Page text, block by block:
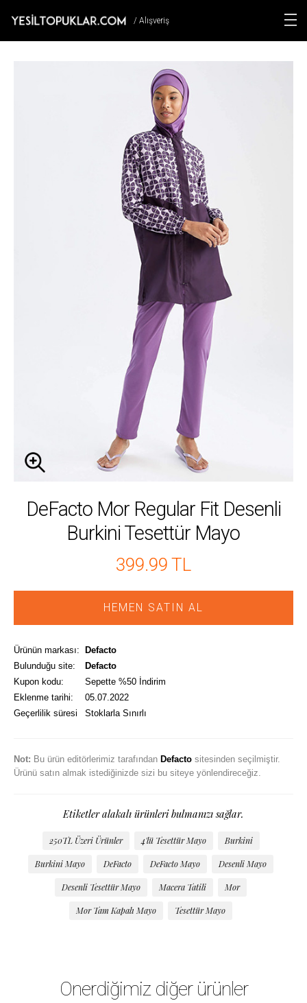
/ Alışveriş
DeFacto Mor Regular Fit Desenli
Burkini Tesettür Mayo
399.99 TL
HEMEN SATIN AL
Ürünün markası:
Defacto
Bulunduğu site:
Defacto
Kupon kodu:
Sepette %50 İndirim
Eklenme tarihi:
05.07.2022
Geçerlilik süresi
Stoklarla Sınırlı
Not: Bu ürün editörlerimiz tarafından Defactositesinden seçilmiştir.
Ürünü satın almak istediğinizde sizi bu siteye yönlendireceğiz.
Etiketler alakalı ürünleri bulmanızı sağlar.
250TL Üzeri Ürünler 4'lü Tesettür Mayo Burkini
Burkini Mayo DeFacto DeFacto Mayo Desenli Mayo
Desenli Tesettür Mayo Macera Tatili Mor
Mor Tam Kapalı Mayo Tesettür Mayo
Önerdiğimiz diğer ürünler